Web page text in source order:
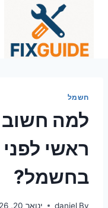
חשמל
למה
ראשי
בחשמל?
By
daniel ינואר 20, 2026